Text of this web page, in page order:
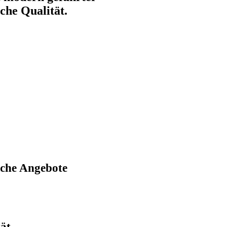
Qualität.
Angebote